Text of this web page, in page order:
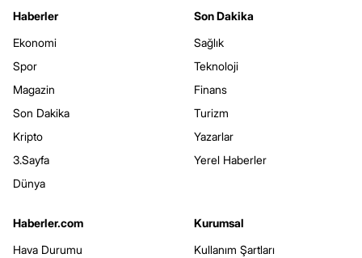
Haberler
Ekonomi
Spor
Magazin
Son Dakika
Kripto
3.Sayfa
Dünya
Son Dakika
Sağlık
Teknoloji
Finans
Turizm
Yazarlar
Yerel Haberler
Haberler.com
Hava Durumu
Kurumsal
Kullanım Şartları